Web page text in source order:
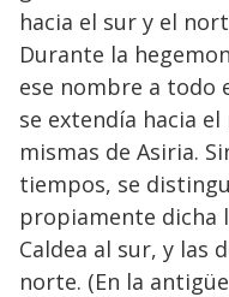
hacia el sur y el
Durante la
ese nombre a todo
se extendía hacia
mismas de Asiria.
tiempos, se
propiamente dicha
Caldea al sur, y las
norte. (En la